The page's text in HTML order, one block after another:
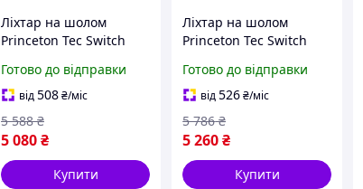
Ліхтар на шолом
Princeton Tec Switch
(2370-vart)
Готово до відправки
від508₴/міс
5 080₴
5 588 ₴
Купити
Ліхтар на шолом
Princeton Tec Switch
(2370-vart)
Готово до відправки
від526₴/міс
5 260₴
5 786 ₴
Купити